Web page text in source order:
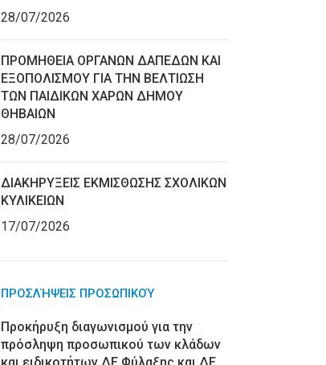
28/07/2026
ΠΡΟΜΗΘΕΙΑ ΟΡΓΑΝΩΝ ΔΑΠΕΔΩΝ ΚΑΙ
ΕΞΟΠΟΛΙΣΜΟΥ ΓΙΑ ΤΗΝ ΒΕΛΤΙΩΣΗ
ΤΩΝ ΠΑΙΔΙΚΩΝ ΧΑΡΩΝ ΔΗΜΟΥ
ΘΗΒΑΙΩΝ
28/07/2026
ΔΙΑΚΗΡΥΞΕΙΣ ΕΚΜΙΣΘΩΣΗΣ ΣΧΟΛΙΚΩΝ
ΚΥΛΙΚΕΙΩΝ
17/07/2026
ΠΡΟΣΛΉΨΕΙΣ ΠΡΟΣΩΠΙΚΟΎ
Προκήρυξη διαγωνισμού για την
πρόσληψη προσωπικού των κλάδων